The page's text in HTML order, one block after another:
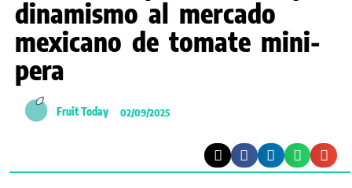
dinamismo al mercado
mexicano de tomate mini-
pera
Fruit Today 02/09/2025